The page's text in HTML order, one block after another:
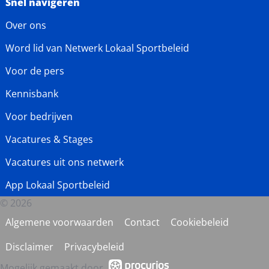
Over ons
Word lid van Netwerk Lokaal Sportbeleid
Voor de pers
Kennisbank
Voor bedrijven
Vacatures & Stages
Vacatures uit ons netwerk
App Lokaal Sportbeleid
© 2026
Algemene voorwaarden
Contact
Cookiebeleid
Disclaimer
Privacybeleid